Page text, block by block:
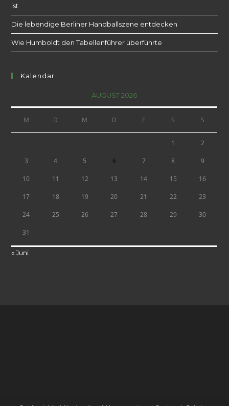
ist
Die lebendige Berliner Handballszene entdecken
Wie Humboldt den Tabellenführer überführte
Kalendar
AUGUST 2026
M D M D F S S
1 2
3 4 5 6 7 8 9
10 11 12 13 14 15 16
17 18 19 20 21 22 23
24 25 26 27 28 29 30
31
« Juni